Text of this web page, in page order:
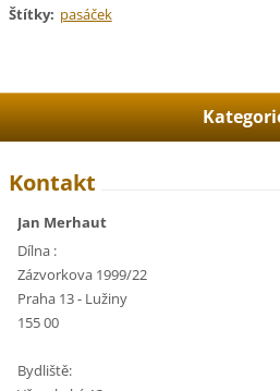
Štítky: pasáček
Kontakt
Jan Merhaut
Dílna :
Zázvorkova 1999/22
Praha 13 - Lužiny
155 00
Bydliště: